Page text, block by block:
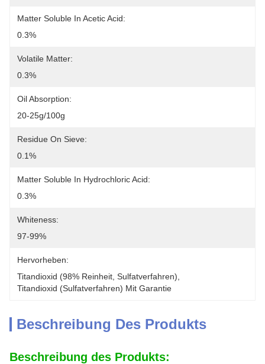
Matter Soluble In Acetic Acid:
0.3%
Volatile Matter:
0.3%
Oil Absorption:
20-25g/100g
Residue On Sieve:
0.1%
Matter Soluble In Hydrochloric Acid:
0.3%
Whiteness:
97-99%
Hervorheben:
Titandioxid (98% Reinheit Sulfatverfahren)
Titandioxid (Sulfatverfahren) Mit Garantie
Beschreibung Des Produkts
Beschreibung des Produkts: